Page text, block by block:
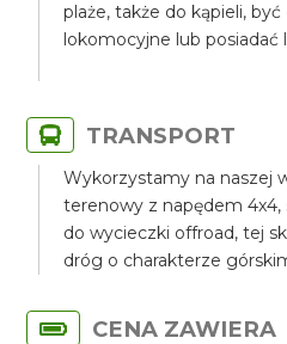
plaże, także do kąpieli,
lokomocyjne lub
TRANSPORT
Wykorzystamy na naszej
terenowy z napędem
do wycieczki offroad, tej
dróg o charakterze
CENA ZAWIERA